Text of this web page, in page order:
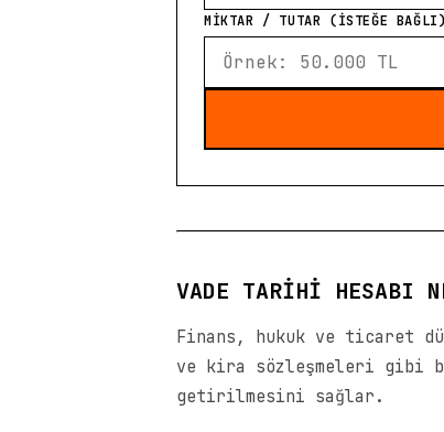
MİKTAR / TUTAR (ISTEĞE BAĞLI)
VADE TARIHI HESABI
Finans, hukuk ve ticaret
ve kira sözleşmeleri gibi
getirilmesini sağlar.